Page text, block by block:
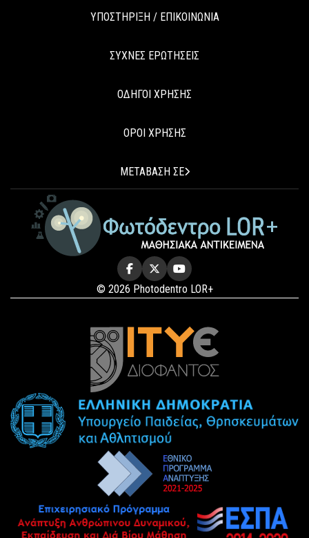
ΥΠΟΣΤΗΡΙΞΗ / ΕΠΙΚΟΙΝΩΝΙΑ
ΣΥΧΝΕΣ ΕΡΩΤΗΣΕΙΣ
ΟΔΗΓΟΙ ΧΡΗΣΗΣ
ΟΡΟΙ ΧΡΗΣΗΣ
ΜΕΤΑΒΑΣΗ ΣΕ
© 2026 Photodentro LOR+